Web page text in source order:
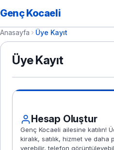
Genç Kocaeli
Anasayfa Üye Kayıt
Üye Kayıt
Hesap Oluştur
Genç Kocaeli ailesine katılın!
kiralık, satılık, hizmet ve
verebilir, telefon